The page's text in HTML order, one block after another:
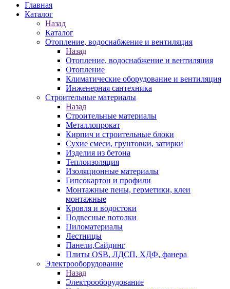
Главная
Каталог
Назад
Каталог
Отопление, водоснабжение и вентиляция
Назад
Отопление, водоснабжение и вентиляция
Отопление
Климатические оборудование и вентиляция
Инженерная сантехника
Строительные материалы
Назад
Строительные материалы
Металлопрокат
Кирпич и строительные блоки
Сухие смеси, грунтовки, затирки
Изделия из бетона
Теплоизоляция
Изоляционные материалы
Гипсокартон и профили
Монтажные пены, герметики, клеи
монтажные
Кровля и водостоки
Подвесные потолки
Пиломатериалы
Лестницы
Панели,Сайдинг
Плиты OSB, ЛДСП, ХДФ, фанера
Электрооборудование
Назад
Электрооборудование